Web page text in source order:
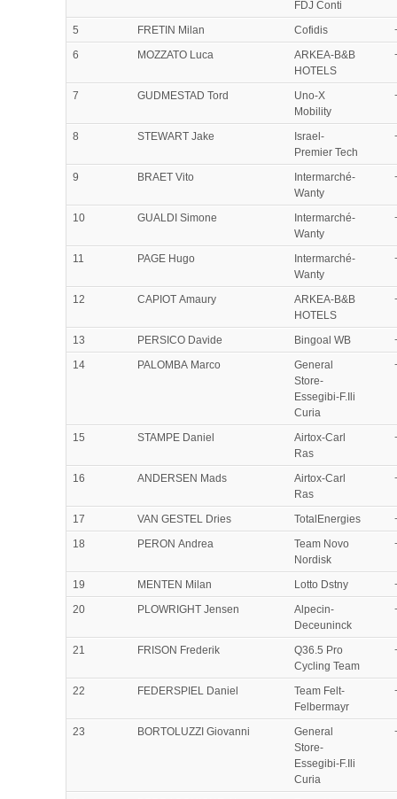
FDJ Conti
5
FRETIN Milan Cofidis
6
MOZZATO Luca
ARKEA-B&B
HOTELS
7 GUDMESTAD Tord
Uno-X
Mobility
8 STEWART Jake
Israel-
Premier Tech
9 BRAET Vito
Intermarché-
Wanty
10 GUALDI Simone
Intermarché-
Wanty
11 PAGE Hugo
Intermarché-
Wanty
12 CAPIOT Amaury
ARKEA-B&B
HOTELS
13 PERSICO Davide Bingoal WB
14
PALOMBA Marco
General
Store-
Essegibi-F.Ili
Curia
15 STAMPE Daniel
Airtox-Carl
Ras
16 ANDERSEN Mads
Airtox-Carl
Ras
17 VAN GESTEL Dries TotalEnergies
18
PERON Andrea
Team Novo
Nordisk
19 MENTEN Milan Lotto Dstny
20
PLOWRIGHT Jensen
Alpecin-
Deceuninck
21 FRISON Frederik
Q36.5 Pro
Cycling Team
22 FEDERSPIEL Daniel
Team Felt-
Felbermayr
23 BORTOLUZZI Giovanni
General
Store-
Essegibi-F.Ili
Curia